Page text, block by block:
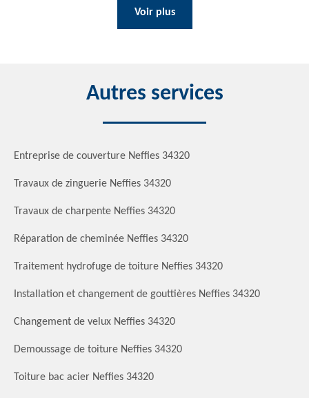
Voir plus
Autres services
Entreprise de couverture Neffies 34320
Travaux de zinguerie Neffies 34320
Travaux de charpente Neffies 34320
Réparation de cheminée Neffies 34320
Traitement hydrofuge de toiture Neffies 34320
Installation et changement de gouttières Neffies 34320
Changement de velux Neffies 34320
Demoussage de toiture Neffies 34320
Toiture bac acier Neffies 34320